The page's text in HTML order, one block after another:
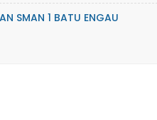
SMAN 1 BATU ENGAU